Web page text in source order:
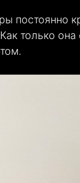
постоянно
только она